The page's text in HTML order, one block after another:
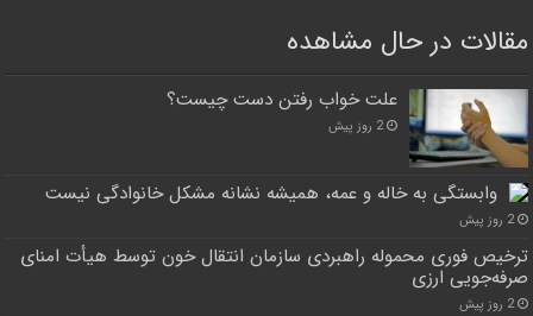
مقالات در حال مشاهده
علت خواب رفتن دست چیست؟
2 روز پیش
وابستگی به خاله و عمه، همیشه نشانه مشکل خانوادگی نیست
2 روز پیش
ترخیص فوری محموله راهبردی سازمان انتقال خون توسط هیأت امنای
صرفه‌جویی ارزی
2 روز پیش